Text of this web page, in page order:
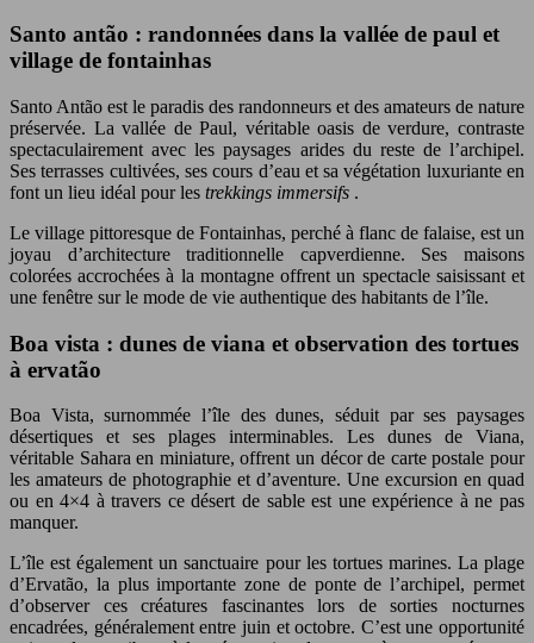
Santo antão : randonnées dans la vallée de paul et
village de fontainhas
Santo Antão est le paradis des randonneurs et des amateurs de nature
préservée. La vallée de Paul, véritable oasis de verdure, contraste
spectaculairement avec les paysages arides du reste de l’archipel.
Ses terrasses cultivées, ses cours d’eau et sa végétation luxuriante en
font un lieu idéal pour les trekkings immersifs .
Le village pittoresque de Fontainhas, perché à flanc de falaise, est un
joyau d’architecture traditionnelle capverdienne. Ses maisons
colorées accrochées à la montagne offrent un spectacle saisissant et
une fenêtre sur le mode de vie authentique des habitants de l’île.
Boa vista : dunes de viana et observation des tortues
à ervatão
Boa Vista, surnommée l’île des dunes, séduit par ses paysages
désertiques et ses plages interminables. Les dunes de Viana,
véritable Sahara en miniature, offrent un décor de carte postale pour
les amateurs de photographie et d’aventure. Une excursion en quad
ou en 4×4 à travers ce désert de sable est une expérience à ne pas
manquer.
L’île est également un sanctuaire pour les tortues marines. La plage
d’Ervatão, la plus importante zone de ponte de l’archipel, permet
d’observer ces créatures fascinantes lors de sorties nocturnes
encadrées, généralement entre juin et octobre. C’est une opportunité